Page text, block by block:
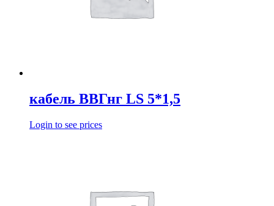
кабель ВВГнг LS 5*1,5
Login to see prices